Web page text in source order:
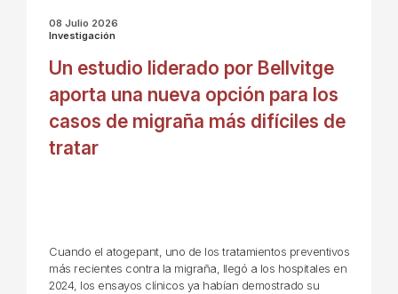
08 Julio 2026
Investigación
Un estudio liderado por Bellvitge
aporta una nueva opción para los
casos de migraña más difíciles de
tratar
Cuando el atogepant, uno de los tratamientos preventivos
más recientes contra la migraña, llegó a los hospitales en
2024, los ensayos clínicos ya habían demostrado su